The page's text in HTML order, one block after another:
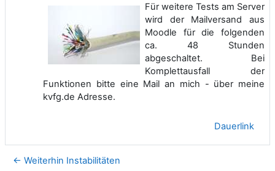
Für weitere Tests am Server
wird der Mailversand aus
Moodle für die folgenden
ca. 48 Stunden
abgeschaltet. Bei
Komplettausfall der
Funktionen bitte eine Mail an mich - über meine
kvfg.de Adresse.
Dauerlink
← Weiterhin Instabilitäten